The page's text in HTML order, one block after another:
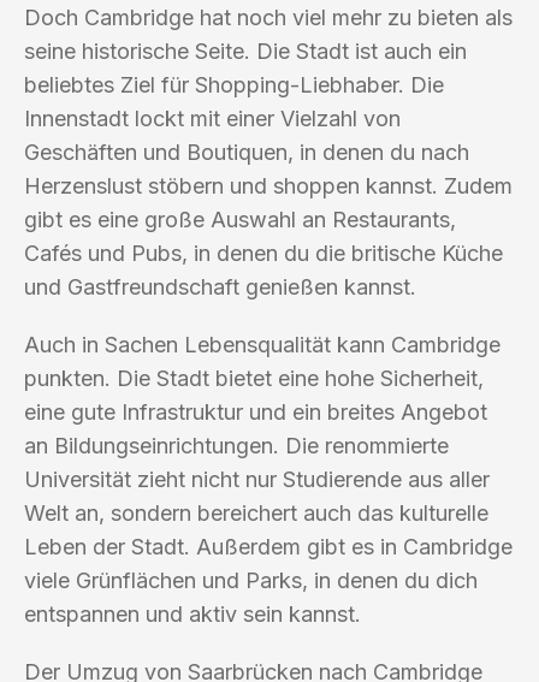
Doch Cambridge hat noch viel mehr zu bieten als
seine historische Seite. Die Stadt ist auch ein
beliebtes Ziel für Shopping-Liebhaber. Die
Innenstadt lockt mit einer Vielzahl von
Geschäften und Boutiquen, in denen du nach
Herzenslust stöbern und shoppen kannst. Zudem
gibt es eine große Auswahl an Restaurants,
Cafés und Pubs, in denen du die britische Küche
und Gastfreundschaft genießen kannst.
Auch in Sachen Lebensqualität kann Cambridge
punkten. Die Stadt bietet eine hohe Sicherheit,
eine gute Infrastruktur und ein breites Angebot
an Bildungseinrichtungen. Die renommierte
Universität zieht nicht nur Studierende aus aller
Welt an, sondern bereichert auch das kulturelle
Leben der Stadt. Außerdem gibt es in Cambridge
viele Grünflächen und Parks, in denen du dich
entspannen und aktiv sein kannst.
Der Umzug von Saarbrücken nach Cambridge